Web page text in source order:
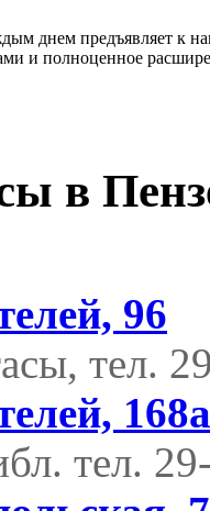
днем предъявляет к
и полноценное
в
96
тел.
168а
тел.